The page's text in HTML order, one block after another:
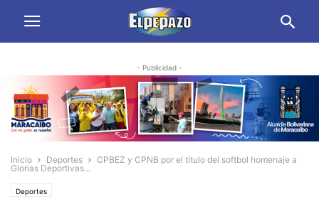
- Publicidad -
Inicio Deportes
CPBEZ y CPNB por el título del softbol homenaje a
Glorias Deportivas...
Deportes